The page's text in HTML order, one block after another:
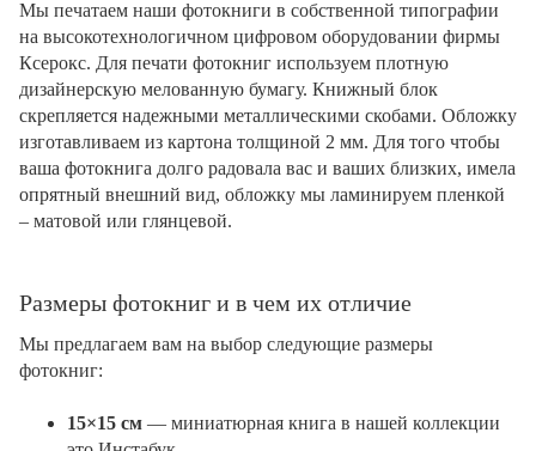
Мы печатаем наши фотокниги в собственной типографии
на высокотехнологичном цифровом оборудовании фирмы
Ксерокс. Для печати фотокниг используем плотную
дизайнерскую мелованную бумагу. Книжный блок
скрепляется надежными металлическими скобами. Обложку
изготавливаем из картона толщиной 2 мм. Для того чтобы
ваша фотокнига долго радовала вас и ваших близких, имела
опрятный внешний вид, обложку мы ламинируем пленкой
– матовой или глянцевой.
Размеры фотокниг и в чем их отличие
Мы предлагаем вам на выбор следующие размеры
фотокниг:
15×15 см — миниатюрная книга в нашей коллекции